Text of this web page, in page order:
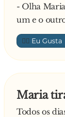
- Olha
um e o
👍🏼
Maria
Todos os